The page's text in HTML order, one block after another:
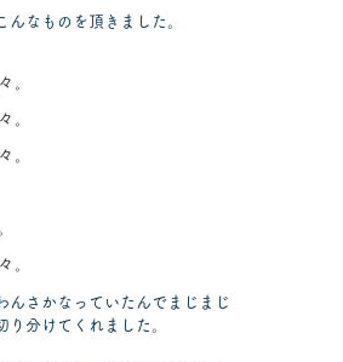
。
。
。
。
んなものを頂きました。
んさかなっていたんでまじまじ
り分けてくれました。